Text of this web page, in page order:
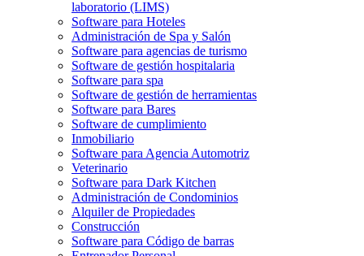
laboratorio (LIMS)
Software para Hoteles
Administración de Spa y Salón
Software para agencias de turismo
Software de gestión hospitalaria
Software para spa
Software de gestión de herramientas
Software para Bares
Software de cumplimiento
Inmobiliario
Software para Agencia Automotriz
Veterinario
Software para Dark Kitchen
Administración de Condominios
Alquiler de Propiedades
Construcción
Software para Código de barras